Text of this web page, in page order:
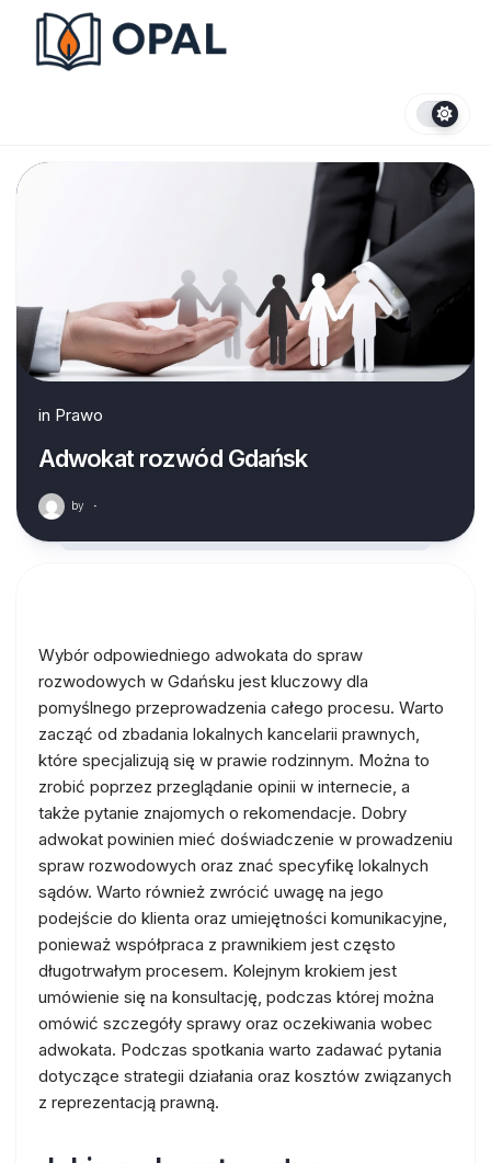
content
in Prawo
Adwokat rozwód Gdańsk
by ·
Wybór odpowiedniego adwokata do spraw
rozwodowych w Gdańsku jest kluczowy dla
pomyślnego przeprowadzenia całego procesu. Warto
zacząć od zbadania lokalnych kancelarii prawnych,
które specjalizują się w prawie rodzinnym. Można to
zrobić poprzez przeglądanie opinii w internecie, a
także pytanie znajomych o rekomendacje. Dobry
adwokat powinien mieć doświadczenie w prowadzeniu
spraw rozwodowych oraz znać specyfikę lokalnych
sądów. Warto również zwrócić uwagę na jego
podejście do klienta oraz umiejętności komunikacyjne,
ponieważ współpraca z prawnikiem jest często
długotrwałym procesem. Kolejnym krokiem jest
umówienie się na konsultację, podczas której można
omówić szczegóły sprawy oraz oczekiwania wobec
adwokata. Podczas spotkania warto zadawać pytania
dotyczące strategii działania oraz kosztów związanych
z reprezentacją prawną.